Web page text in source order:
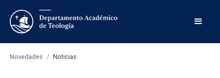
Novedades / Noticias